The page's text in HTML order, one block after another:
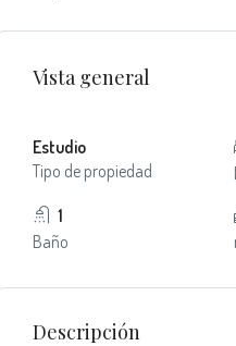
Vista general
Estudio
Tipo de propiedad
1
Baño
Descripción